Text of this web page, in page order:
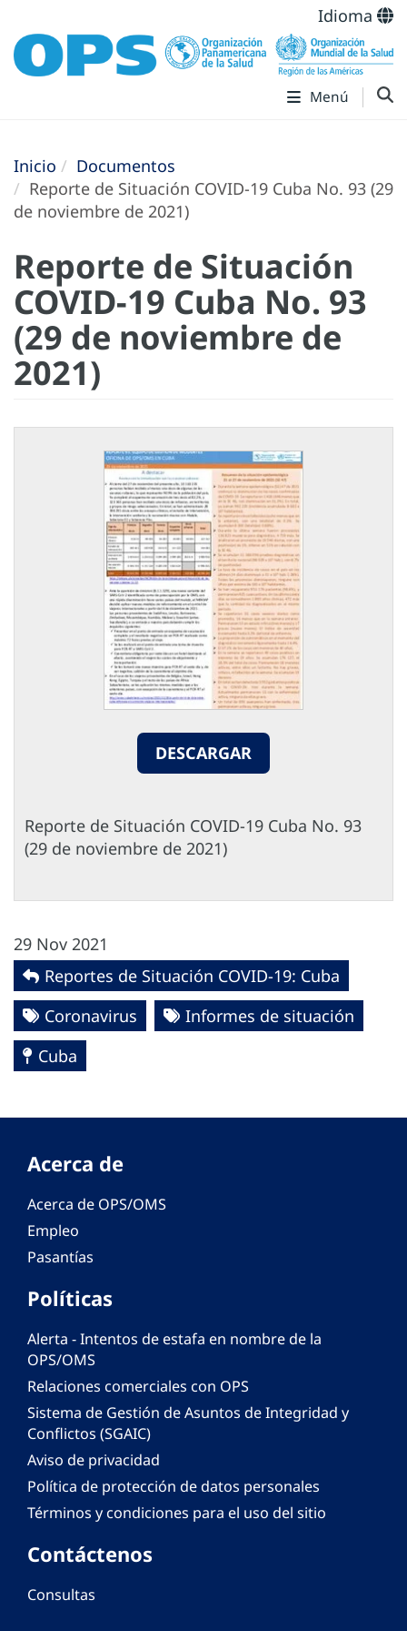
Idioma
Menú
Inicio
Documentos
Reporte de Situación COVID-19 Cuba No. 93 (29
de noviembre de 2021)
Reporte de Situación
COVID-19 Cuba No. 93
(29 de noviembre de
2021)
DESCARGAR
Reporte de Situación COVID-19 Cuba No. 93
(29 de noviembre de 2021)
29 Nov 2021
Reportes de Situación COVID-19: Cuba
Coronavirus
Informes de situación
Cuba
Acerca de
Acerca de OPS/OMS
Empleo
Pasantías
Políticas
Alerta - Intentos de estafa en nombre de la
OPS/OMS
Relaciones comerciales con OPS
Sistema de Gestión de Asuntos de Integridad y
Conflictos (SGAIC)
Aviso de privacidad
Política de protección de datos personales
Términos y condiciones para el uso del sitio
Contáctenos
Consultas